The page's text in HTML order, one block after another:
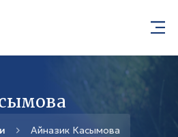
Айназик Касымова